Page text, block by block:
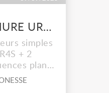
micro HF SHURE UR4S
simples
+ 2
plan